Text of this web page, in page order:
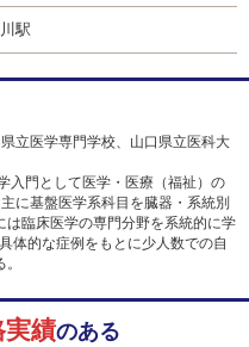
授業料の納付が困難な学部生
除基準に
駅
立医学専門学校、山口県立医科大
入門として医学・医療（福祉）の
に基盤医学系科目を臓器・系統別
臨床医学の専門分野を系統的に学
体的な症例をもとに少人数での自
実績のある